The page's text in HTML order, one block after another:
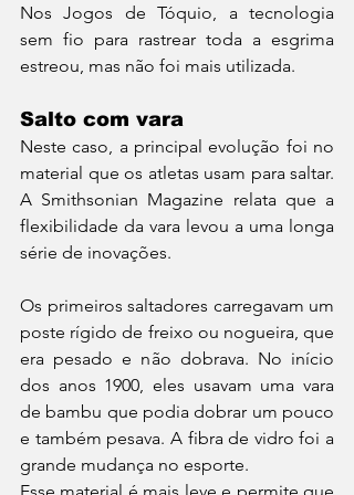
Nos Jogos de Tóquio, a tecnologia
sem fio para rastrear toda a esgrima
estreou, mas não foi mais utilizada.
Salto com vara
Neste caso, a principal evolução foi no
material que os atletas usam para saltar.
A Smithsonian Magazine relata que a
flexibilidade da vara levou a uma longa
série de inovações.
Os primeiros saltadores carregavam um
poste rígido de freixo ou nogueira, que
era pesado e não dobrava. No início
dos anos 1900, eles usavam uma vara
de bambu que podia dobrar um pouco
e também pesava. A fibra de vidro foi a
grande mudança no esporte.